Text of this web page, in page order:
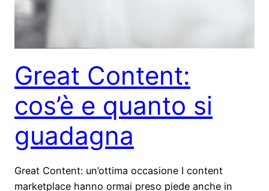
Great Content:
cos’è e quanto si
guadagna
Great Content: un’ottima occasione I content
marketplace hanno ormai preso piede anche in